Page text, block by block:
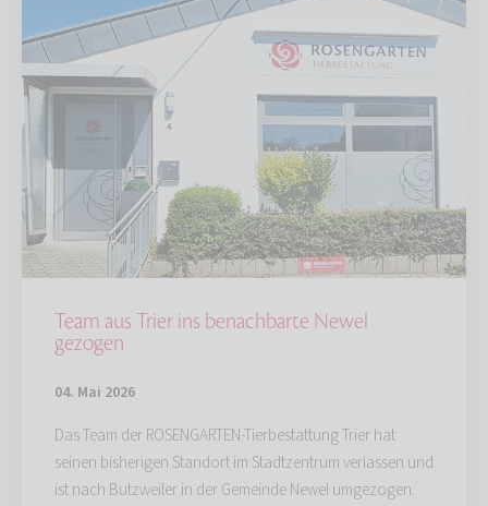
Team aus Trier ins benachbarte Newel
gezogen
04. Mai 2026
Das Team der ROSENGARTEN-Tierbestattung Trier hat
seinen bisherigen Standort im Stadtzentrum verlassen und
ist nach Butzweiler in der Gemeinde Newel umgezogen.